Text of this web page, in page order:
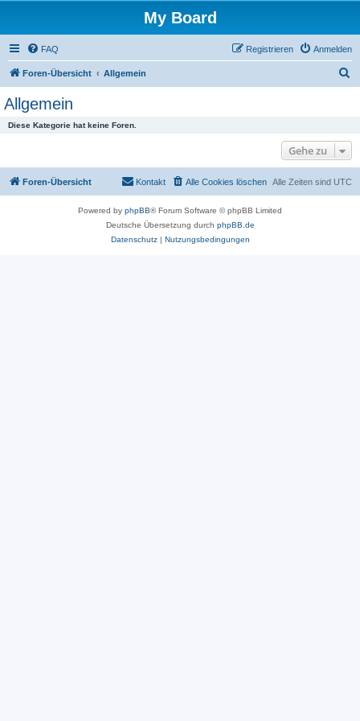
My Board
FAQ Anmelden
Registrieren
Foren-Übersicht Allgemein
Allgemein
Diese Kategorie hat keine Foren.
Gehe zu
Foren-Übersicht Alle Zeiten sind UTC
Alle Cookies löschen
Kontakt
Powered by phpBB® Forum Software © phpBB Limited
Deutsche Übersetzung durch phpBB.de
Datenschutz| Nutzungsbedingungen